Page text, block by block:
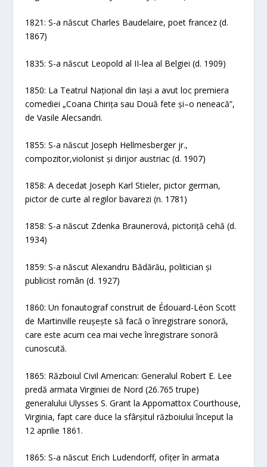
1821: S-a născut Charles Baudelaire, poet francez (d.
1867)
1835: S-a născut Leopold al II-lea al Belgiei (d. 1909)
1850: La Teatrul Național din Iași a avut loc premiera
comediei „Coana Chirița sau Două fete și–o neneacă”,
de Vasile Alecsandri.
1855: S-a născut Joseph Hellmesberger jr.,
compozitor,violonist și dirijor austriac (d. 1907)
1858: A decedat Joseph Karl Stieler, pictor german,
pictor de curte al regilor bavarezi (n. 1781)
1858: S-a născut Zdenka Braunerová, pictoriță cehă (d.
1934)
1859: S-a născut Alexandru Bădărău, politician și
publicist român (d. 1927)
1860: Un fonautograf construit de Édouard-Léon Scott
de Martinville reușește să facă o înregistrare sonoră,
care este acum cea mai veche înregistrare sonoră
cunoscută.
1865: Războiul Civil American: Generalul Robert E. Lee
predă armata Virginiei de Nord (26.765 trupe)
generalului Ulysses S. Grant la Appomattox Courthouse,
Virginia, fapt care duce la sfârșitul războiului început la
12 aprilie 1861.
1865: S-a născut Erich Ludendorff, ofițer în armata